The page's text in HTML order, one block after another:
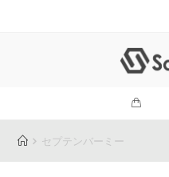
セプテンバーミー